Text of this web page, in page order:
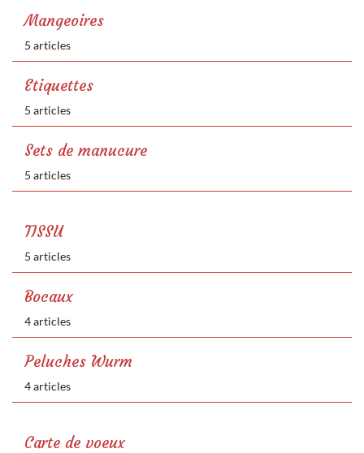
Mangeoires
5 articles
Etiquettes
5 articles
Sets de manucure
5 articles
TISSU
5 articles
Bocaux
4 articles
Peluches Wurm
4 articles
Carte de voeux